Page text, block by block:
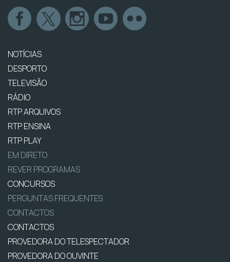
NOTÍCIAS
DESPORTO
TELEVISÃO
RÁDIO
RTP ARQUIVOS
RTP ENSINA
RTP PLAY
EM DIRETO
REVER PROGRAMAS
CONCURSOS
PERGUNTAS FREQUENTES
CONTACTOS
CONTACTOS
PROVEDORA DO TELESPECTADOR
PROVEDORA DO OUVINTE